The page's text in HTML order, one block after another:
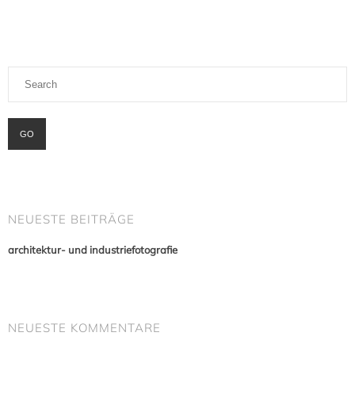
NEUESTE BEITRÄGE
architektur- und industriefotografie
NEUESTE KOMMENTARE